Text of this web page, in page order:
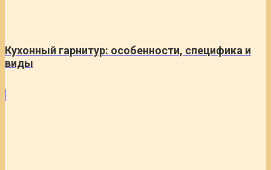
Кухонный гарнитур: особенности, специфика и
виды